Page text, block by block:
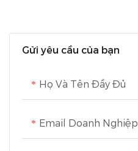
Gửi yêu cầu của bạn
Họ Và Tên Đầy Đủ
Email Doanh Nghiệp